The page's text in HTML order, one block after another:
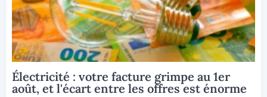
Électricité : votre facture grimpe au 1er
août, et l'écart entre les offres est énorme